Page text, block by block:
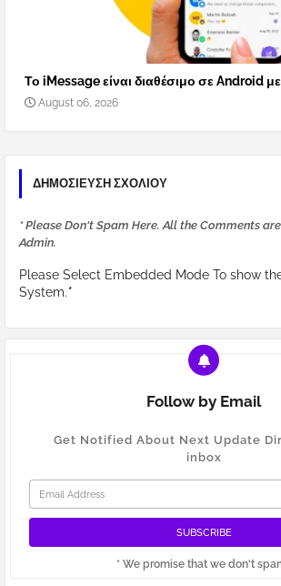
Το iMessage είναι διαθέσιμο σε Android
August 06, 2026
ΔΗΜΟΣΊΕΥΣΗ ΣΧΟΛΊΟΥ
* Please Don't Spam Here. All the Comments
Admin.
Please Select Embedded Mode To show
System.*
Follow by Email
Get Notified About Next Update
inbox
* We promise that we don't